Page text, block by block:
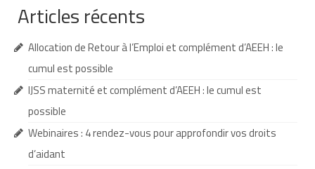
Les troubles sensoriels
Aide aux démarches
Dossier MDPH
Demande d’allocations
Articles récents
Allocation de Retour à l’Emploi et complément d’AEEH : le
cumul est possible
IJSS maternité et complément d’AEEH : le cumul est
possible
Webinaires : 4 rendez-vous pour approfondir vos droits
d’aidant